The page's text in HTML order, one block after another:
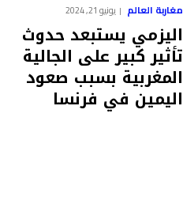
مغاربة العالم يونيو 21, 2024
اليزمي يستبعد حدوث
تأثير كبير على الجالية
المغربية بسبب صعود
اليمين في فرنسا